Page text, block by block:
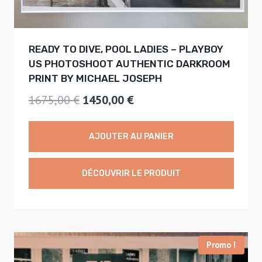
0
,
0
0
€
.
0
€
.
READY TO DIVE, POOL LADIES – PLAYBOY
US PHOTOSHOOT AUTHENTIC DARKROOM
PRINT BY MICHAEL JOSEPH
1675,00€ L
e
r
i
x
n
i
1450,00€L
e
p
r
i
x
c
t
AJOUTER AU PANIER
DÉCOUVRIR LE PRODUIT
Promo !